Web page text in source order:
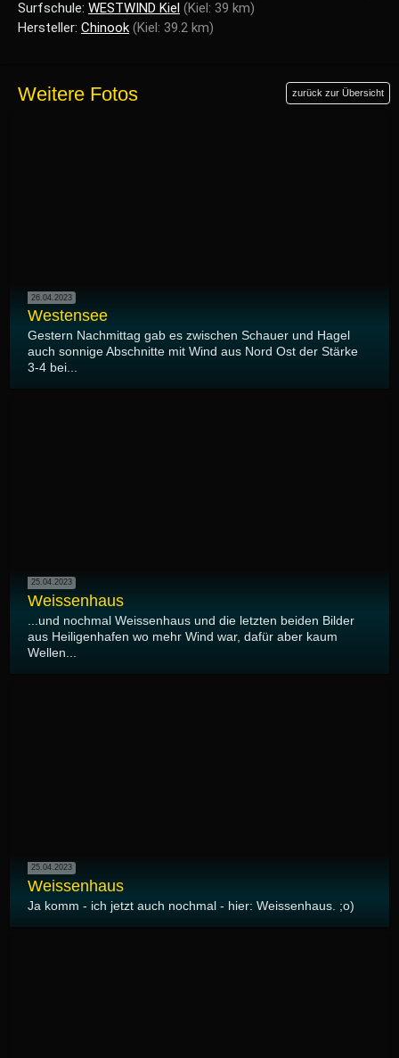
Surfschule: WESTWIND Kiel (Kiel: 39 km)
Hersteller: Chinook (Kiel: 39.2 km)
Weitere Fotos zurück zur Übersicht
26.04.2023
Westensee
Gestern Nachmittag gab es zwischen Schauer und Hagel
auch sonnige Abschnitte mit Wind aus Nord Ost der Stärke
3-4 bei...
25.04.2023
Weissenhaus
...und nochmal Weissenhaus und die letzten beiden Bilder
aus Heiligenhafen wo mehr Wind war, dafür aber kaum
Wellen...
25.04.2023
Weissenhaus
Ja komm - ich jetzt auch nochmal - hier: Weissenhaus. ;o)